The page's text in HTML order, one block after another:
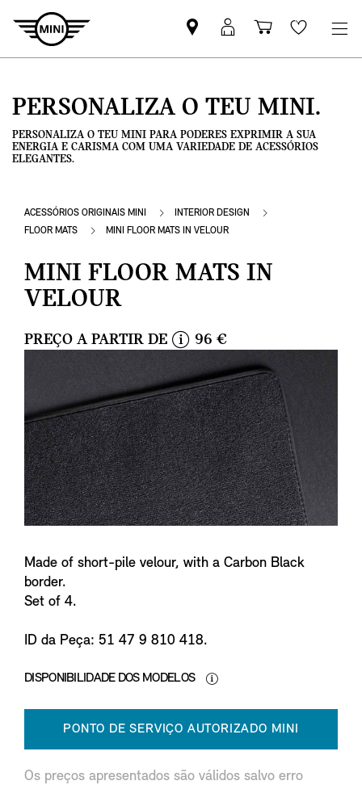
Pesquisar
parceiro
Iniciar
sessão
Carrinho
de
Wishlist
PERSONALIZA O TEU MINI.
PERSONALIZA O TEU MINI PARA PODERES EXPRIMIR A SUA
ENERGIA E CARISMA COM UMA VARIEDADE DE ACESSÓRIOS
ELEGANTES.
ACESSÓRIOS ORIGINAIS MINI
INTERIOR DESIGN
FLOOR MATS
MINI FLOOR MATS IN VELOUR
MINI FLOOR MATS IN
VELOUR
PREÇO A PARTIR DE
n
f
o
96 €
Made of short-pile velour, with a Carbon Black
border.
Set of 4.
ID da Peça: 51 47 9 810 418.
DISPONIBILIDADE DOS MODELOS
PONTO DE SERVIÇO AUTORIZADO MINI
Os preços apresentados são válidos salvo erro